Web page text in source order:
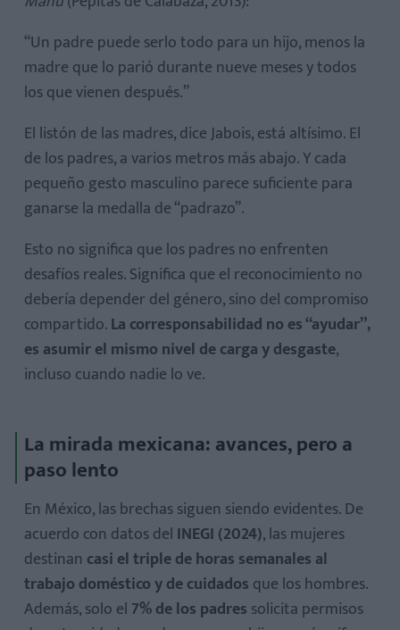
“Un padre puede serlo todo para un hijo, menos la
madre que lo parió durante nueve meses y todos
los que vienen después.”
El listón de las madres, dice Jabois, está altísimo. El
de los padres, a varios metros más abajo. Y cada
pequeño gesto masculino parece suficiente para
ganarse la medalla de “padrazo”.
Esto no significa que los padres no enfrenten
desafíos reales. Significa que el reconocimiento no
debería depender del género, sino del compromiso
compartido.La corresponsabilidad no es “ayudar”,
es asumir el mismo nivel de carga y desgaste,
incluso cuando nadie lo ve.
La mirada mexicana: avances, pero a
paso lento
En México, las brechas siguen siendo evidentes. De
acuerdo con datos del INEGI (2024), las mujeres
destinan casi el triple de horas semanales al
trabajo doméstico y de cuidados que los hombres.
Además, solo el 7% de los padres solicita permisos